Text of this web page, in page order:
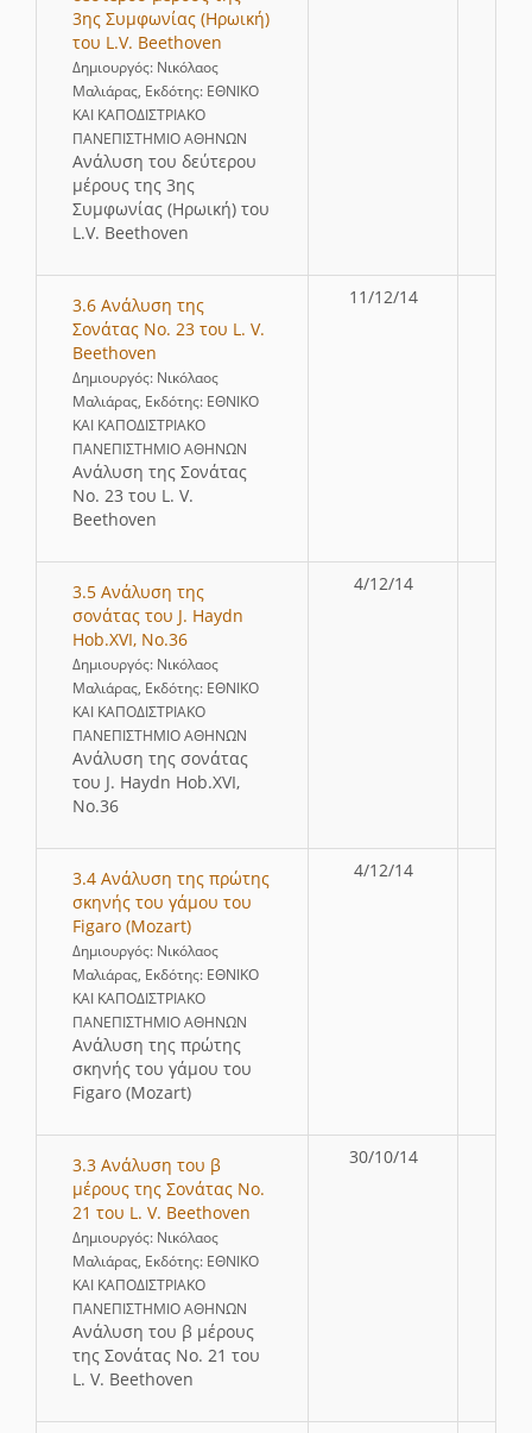
3ης Συμφωνίας (Ηρωική)
του L.V. Beethoven
Δημιουργός: Νικόλαος
Μαλιάρας, Εκδότης: ΕΘΝΙΚΟ
ΚΑΙ ΚΑΠΟΔΙΣΤΡΙΑΚΟ
ΠΑΝΕΠΙΣΤΗΜΙΟ ΑΘΗΝΩΝ
Ανάλυση του δεύτερου
μέρους της 3ης
Συμφωνίας (Ηρωική) του
L.V. Beethoven
3.6 Ανάλυση της
Σονάτας Νο. 23 του L. V.
Beethoven
Δημιουργός: Νικόλαος
Μαλιάρας, Εκδότης: ΕΘΝΙΚΟ
ΚΑΙ ΚΑΠΟΔΙΣΤΡΙΑΚΟ
ΠΑΝΕΠΙΣΤΗΜΙΟ ΑΘΗΝΩΝ
Ανάλυση της Σονάτας
Νο. 23 του L. V.
Beethoven
11/12/14
3.5 Ανάλυση της
σονάτας του J. Haydn
Hob.XVI, No.36
Δημιουργός: Νικόλαος
Μαλιάρας, Εκδότης: ΕΘΝΙΚΟ
ΚΑΙ ΚΑΠΟΔΙΣΤΡΙΑΚΟ
ΠΑΝΕΠΙΣΤΗΜΙΟ ΑΘΗΝΩΝ
Ανάλυση της σονάτας
του J. Haydn Hob.XVI,
No.36
4/12/14
3.4 Ανάλυση της πρώτης
σκηνής του γάμου του
Figaro (Mozart)
Δημιουργός: Νικόλαος
Μαλιάρας, Εκδότης: ΕΘΝΙΚΟ
ΚΑΙ ΚΑΠΟΔΙΣΤΡΙΑΚΟ
ΠΑΝΕΠΙΣΤΗΜΙΟ ΑΘΗΝΩΝ
Ανάλυση της πρώτης
σκηνής του γάμου του
Figaro (Mozart)
4/12/14
3.3 Ανάλυση του β
μέρους της Σονάτας Νο.
21 του L. V. Beethoven
Δημιουργός: Νικόλαος
Μαλιάρας, Εκδότης: ΕΘΝΙΚΟ
ΚΑΙ ΚΑΠΟΔΙΣΤΡΙΑΚΟ
ΠΑΝΕΠΙΣΤΗΜΙΟ ΑΘΗΝΩΝ
Ανάλυση του β μέρους
της Σονάτας Νο. 21 του
L. V. Beethoven
30/10/14